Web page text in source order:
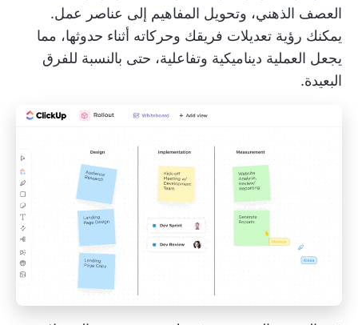
العصف الذهني، وتحويل المفاهيم إلى عناصر عمل.
يمكنك رؤية تعديلات فريقك وحركاته أثناء حدوثها، مما
يجعل العملية ديناميكية وتفاعلية، حتى بالنسبة للفرق
البعيدة.